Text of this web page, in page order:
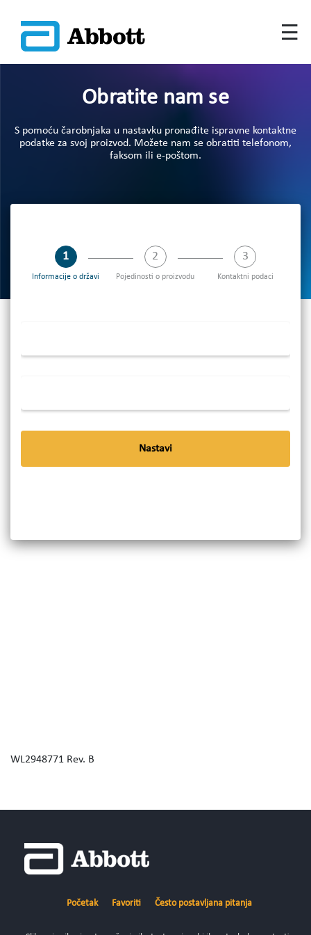
Obratite nam se
S pomoću čarobnjaka u nastavku pronađite ispravne kontaktne
podatke za svoj proizvod. Možete nam se obratiti telefonom,
faksom ili e-poštom.
step 1 of 3:Informacije o državi,current
Informacije o državi
step 2 of 3:Pojedinosti o
Pojedinosti o proizvodu
step 3 of
Kontaktni podaci
Nastavi
WL2948771 Rev. B
Početak Favoriti Često postavljana pitanja